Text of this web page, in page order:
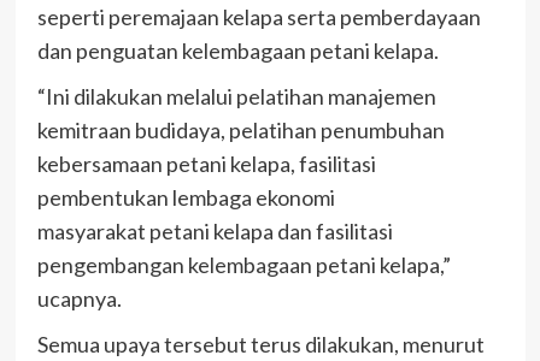
seperti peremajaan kelapa serta pemberdayaan
dan penguatan kelembagaan petani kelapa.
“Ini dilakukan melalui pelatihan manajemen
kemitraan budidaya, pelatihan penumbuhan
kebersamaan petani kelapa, fasilitasi
pembentukan lembaga ekonomi
masyarakat petani kelapa dan fasilitasi
pengembangan kelembagaan petani kelapa,”
ucapnya.
Semua upaya tersebut terus dilakukan, menurut